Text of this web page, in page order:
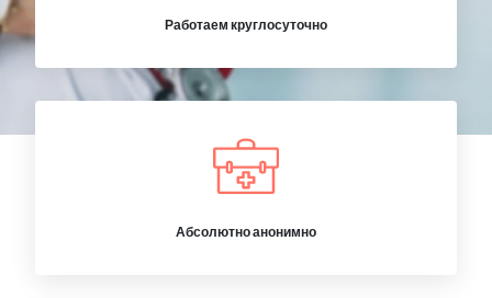
Работаем круглосуточно
Абсолютно анонимно